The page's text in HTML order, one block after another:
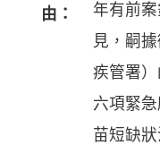
由：
年有前
見，嗣
疾管署
六項緊
苗短缺